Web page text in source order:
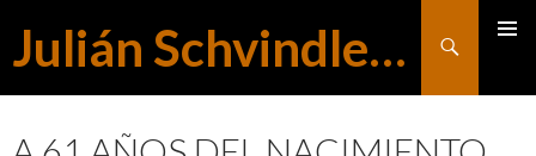
Julián Schvindlerman
Buscar